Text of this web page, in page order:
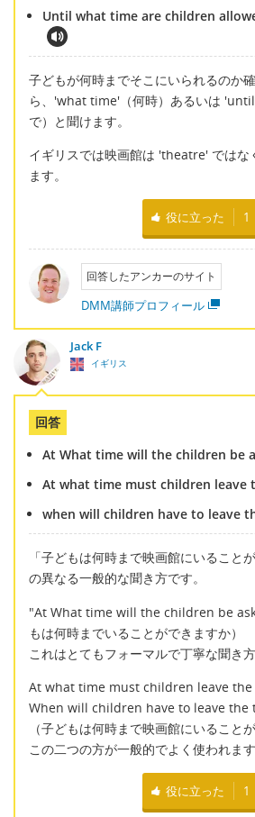
Until what time are children
子どもが何時までそこにいられるのか
ら、'what time'（何時）あるいは
で）と聞けます。
イギリスでは映画館は 'theatre' では
ます。
役に立った 1
回答したアンカーのサイト
DMM講師プロフィール
Jack F
イギリス
回答
At What time will the children be
At what time must children leave
when will children have to leave
「子どもは何時まで映画館にいること
の異なる一般的な聞き方です。
"At What time will the children be
もは何時までいることができますか）
これはとてもフォーマルで丁寧な聞き方
At what time must children leave
When will children have to leave the
（子どもは何時まで映画館にいること
この二つの方が一般的でよく使われます
役に立った 1